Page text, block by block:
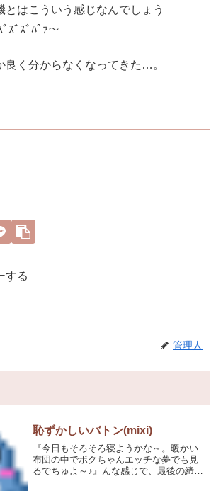
とはこういう感じなんでしょう
ｽﾞｽﾞﾊﾟｧ～
良く分からなくなってきた…。
する
管理人
恥ずかしいバトン(mixi)
『今日もそろそろ寝ようかな～。暖かい
布団の中でボクちゃんエッチな夢でも見
るでちゅよ～♪』んな感じで、最後の締め